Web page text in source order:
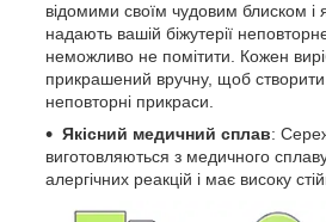
відомими своїм чудовим блиском і
надають вашій біжутерії
неможливо не помітити. Кожен
прикрашений вручну, щоб створити
неповторні
Якісний медичний сплав:
виготовляються з медичного
алергічних реакцій і має високу